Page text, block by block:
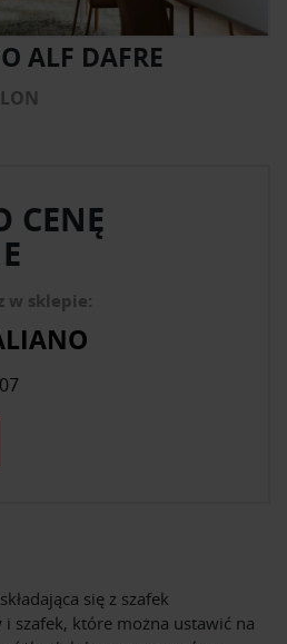
ALF DAFRE
się z szafek
szafek, które można ustawić na
CENĘ
w sklepie: